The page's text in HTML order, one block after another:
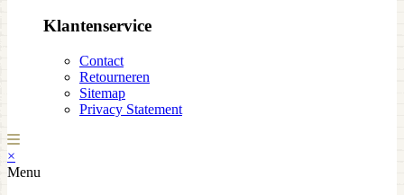
Klantenservice
Contact
Retourneren
Sitemap
Privacy Statement
×
Menu